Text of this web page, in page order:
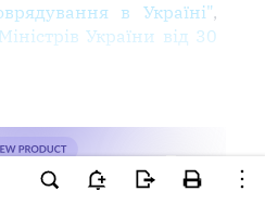
в Україні",
України від 30